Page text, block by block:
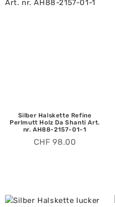
Silber Halskette Refine
Perlmutt Holz Da Shanti Art.
nr. AH88-2157-01-1
CHF 98.00